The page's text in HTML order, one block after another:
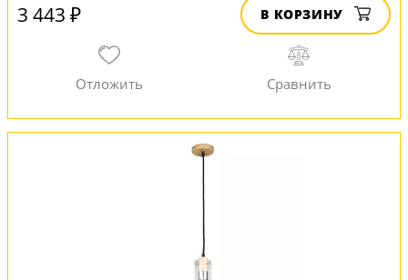
3 443 ₽ В КОРЗИНУ